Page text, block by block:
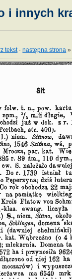
i innych
tekst·następna strona »